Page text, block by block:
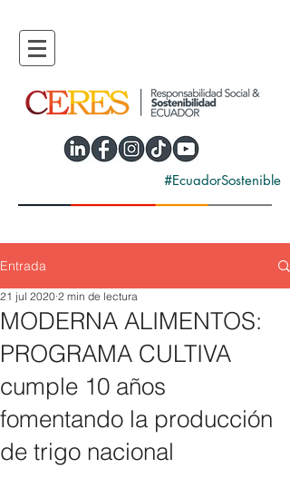
#EcuadorSostenible
Entrada
MODERNA ALIMENTOS:
PROGRAMA CULTIVA
cumple 10 años
fomentando la producción
de trigo nacional
21 jul 2020 2 min de lectura